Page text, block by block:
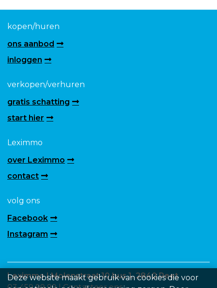
kopen/huren
ons aanbod
inloggen
verkopen/verhuren
gratis schatting
start hier
Leximmo
over Leximmo
contact
volg ons
Facebook
Instagram
Leximmo | Molenstraat 10 bus 1, 2840 Reet
Deze website maakt gebruik van cookies die voor